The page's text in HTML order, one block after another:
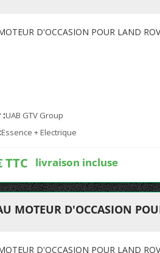
D'OCCASION POUR LAND
:UAB GTV Group
Essence + Electrique
TTC livraison incluse
MOTEUR D'OCCASION
D'OCCASION POUR LAND